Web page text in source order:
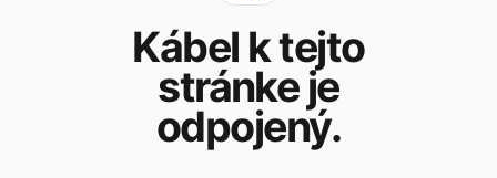
Kábel k tejto
stránke je
odpojený.